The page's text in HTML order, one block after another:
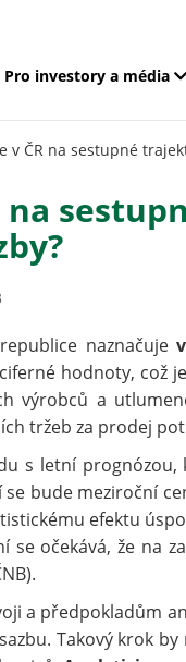
Pro investory a média
v ČR na sestupné
na
naznačuje
hodnoty, což
výrobců a
tržeb za prodej
s letní
se bude meziroční
efektu
se očekává, že na
a předpokladům
Takový krok